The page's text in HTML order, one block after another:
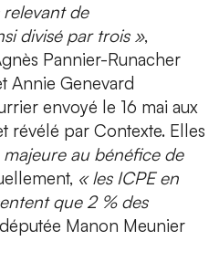
relevant de
divisé par trois »,
Pannier-Runacher
Annie Genevard
envoyé le 16 mai aux
révélé par Contexte. Elles
au bénéfice de
« les ICPE en
que 2 % des
Manon Meunier